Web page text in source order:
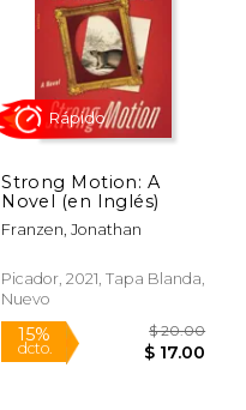
15%
dcto.
Strong Motion: A
Novel (en Inglés)
Franzen, Jonathan
Picador, 2021, Tapa Blanda,
Nuevo